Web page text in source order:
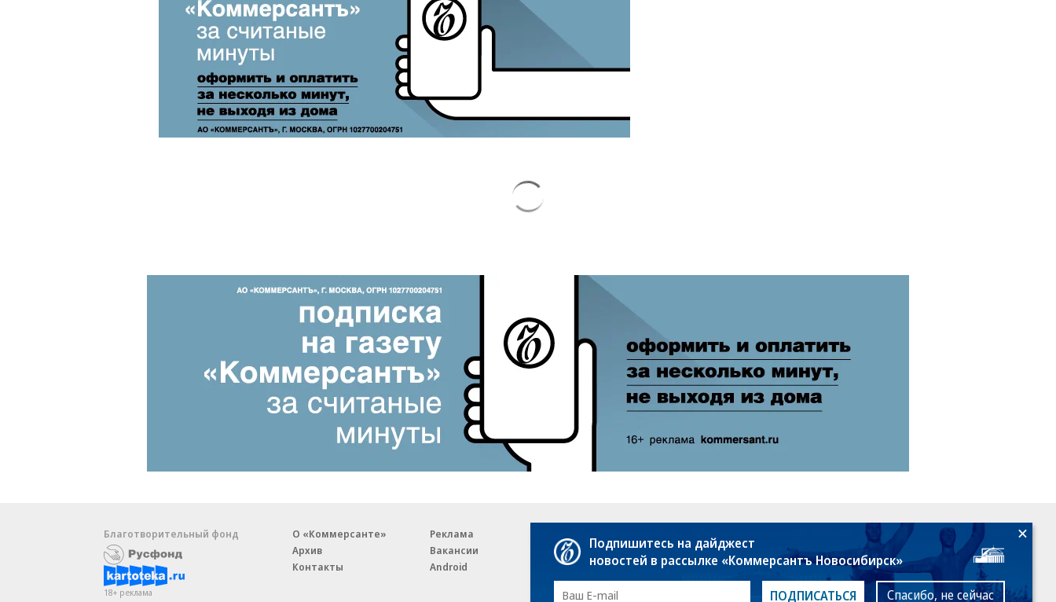
Благотворительный фонд
18+ реклама
О «Коммерсанте»
Архив
Контакты
Реклама
Вакансии
Android
Правовая информация
E-mail рассылки
18+
Подпишитесь на дайджест
новостей в рассылке «Коммерсантъ Новосибирск»
ПОДПИСАТЬСЯ Спасибо, не сейчас